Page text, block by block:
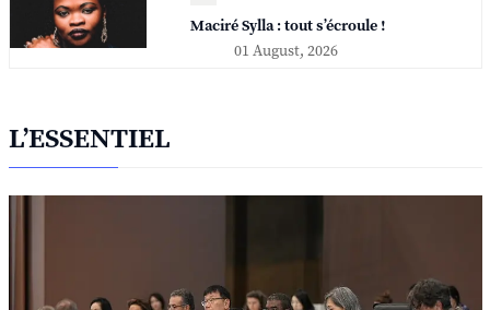
Maciré Sylla : tout s’écroule !
01 August, 2026
L’ESSENTIEL